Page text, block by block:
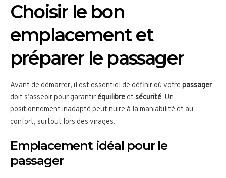
Choisir le bon
emplacement et
préparer le passager
Avant de démarrer, il est essentiel de définir où votre passager
doit s’asseoir pour garantir équilibre et sécurité. Un
positionnement inadapté peut nuire à la maniabilité et au
confort, surtout lors des virages.
Emplacement idéal pour le
passager